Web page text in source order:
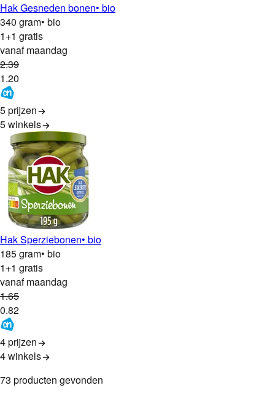
Hak Gesneden bonen• bio
340 gram• bio
1+1 gratis
vanaf maandag
2.39
1.20
5 prijzen
5winkels
Hak Sperziebonen• bio
185 gram• bio
1+1 gratis
vanaf maandag
1.65
0.82
4 prijzen
4winkels
73 producten gevonden